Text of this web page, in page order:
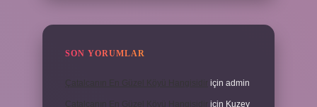
SON YORUMLAR
için admin
için Kuzey